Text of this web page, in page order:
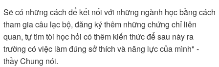
Sẽ có những cách để kết nối với những ngành học bằng cách
tham gia câu lạc bộ, đăng ký thêm những chứng chỉ liên
quan, tự tìm tòi học hỏi có thêm kiến thức để sau này ra
trường có việc làm đúng sở thích và năng lực của mình" -
thầy Chung nói.